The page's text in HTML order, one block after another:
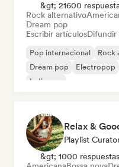
&gt; 21600
Rock alternativo
Dream pop
Escribir artículosDifundir
Pop internacional Rock
Dream pop
Electropop
Indie pop
Relax &
Playlist
&gt; 1000